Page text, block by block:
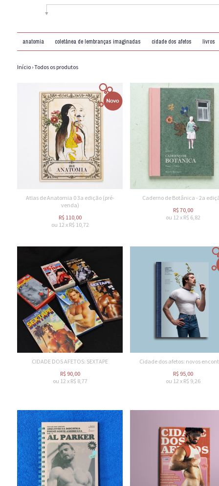
anatomia coletânea de lembranças imaginadas cidade dos afetos livros
Início ›Todos os produtos
Atlas de Anatomia 0 3a edição (pré-
venda)
R$ 110,00
ou 12 x R$ 10,72
Caderno de Botânica - 2a
R$ 70,00
ou 12 x R$ 6,82
CIDADE DOS AFETOS: SEXTAPE
R$ 90,00
ou 12 x R$ 8,77
Cidade dos afetos: novos
R$ 95,00
ou 12 x R$ 9,26